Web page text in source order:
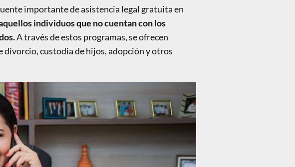
importante de asistencia legal gratuita en
individuos que no cuentan con los
A través de estos programas, se ofrecen
divorcio, custodia de hijos, adopción y otros